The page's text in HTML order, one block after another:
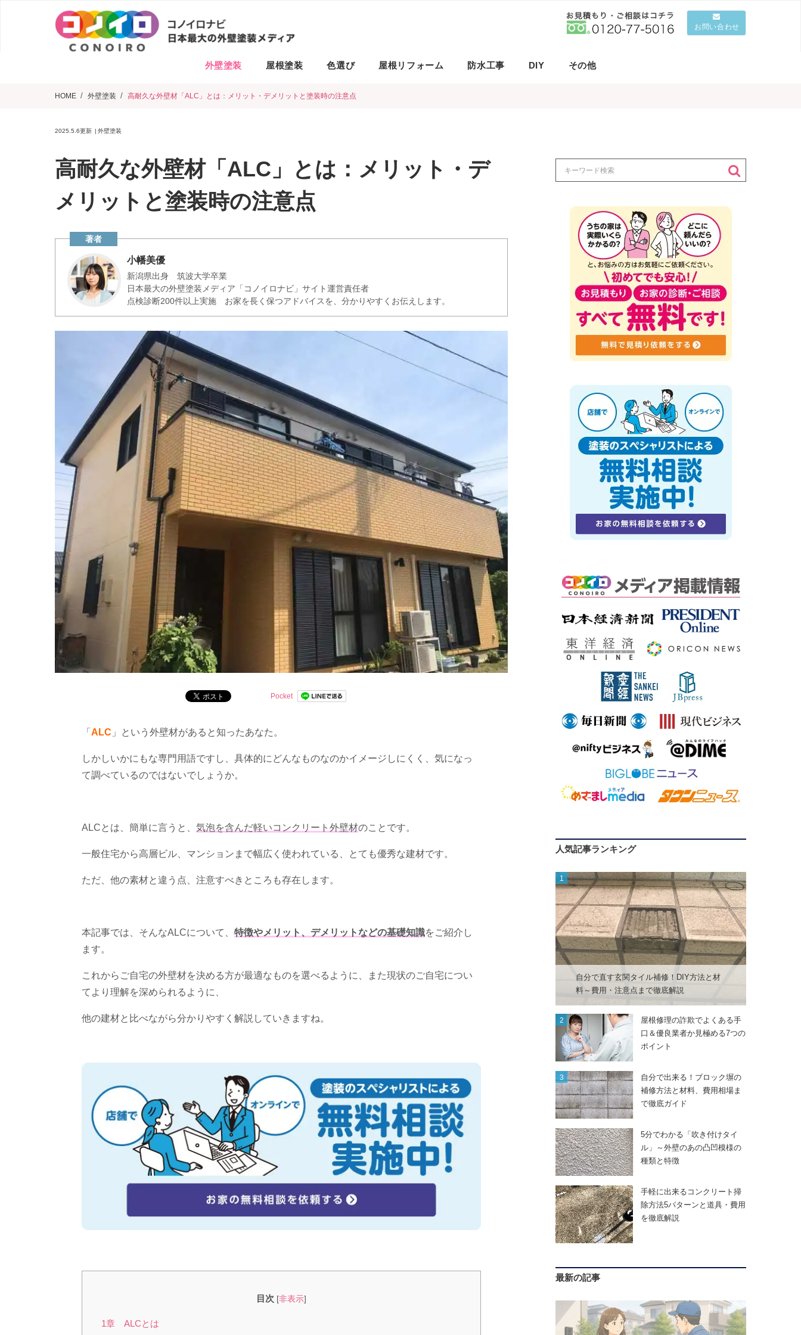
お問い合わせ
外壁塗装 屋根塗装 色選び 屋根リフォーム 防水工事 DIY その他
HOME 外壁塗装 高耐久な外壁材「ALC」とは：メリット・デメリットと塗装時の注意点
2025.5.6更新 外壁塗装
高耐久な外壁材「ALC」とは：メリット・デ
メリットと塗装時の注意点
小幡美優
新潟県出身 筑波大学卒業
日本最大の外壁塗装メディア「コノイロナビ」サイト運営責任者
点検診断200件以上実施 お家を長く保つアドバイスを、分かりやすくお伝えします。
Pocket
「 ALC 」という外壁材があると知ったあなた。
しかしいかにもな専門用語ですし、具体的にどんなものなのかイメージしにくく、気になっ
て調べているのではないでしょうか。
ALCとは、簡単に言うと、 気泡を含んだ軽いコンクリート外壁材のことです。
一般住宅から高層ビル、マンションまで幅広く使われている、とても優秀な建材です。
ただ、他の素材と違う点、注意すべきところも存在します。
本記事では、そんなALCについて、 特徴やメリット、デメリットなどの基礎知識をご紹介し
ます。
これからご自宅の外壁材を決める方が最適なものを選べるように、また現状のご自宅につい
てより理解を深められるように、
他の建材と比べながら分かりやすく解説していきますね。
目次 [非表示]
1章 ALCとは
人気記事ランキング
自分で直す玄関タイル補修！DIY方法と材
料～費用・注意点まで徹底解説
屋根修理の詐欺でよくある手
口＆優良業者か見極める7つの
ポイント
自分で出来る！ブロック塀の
補修方法と材料、費用相場ま
で徹底ガイド
5分でわかる「吹き付けタイ
ル」～外壁のあの凸凹模様の
種類と特徴
手軽に出来るコンクリート掃
除方法5パターンと道具・費用
を徹底解説
最新の記事